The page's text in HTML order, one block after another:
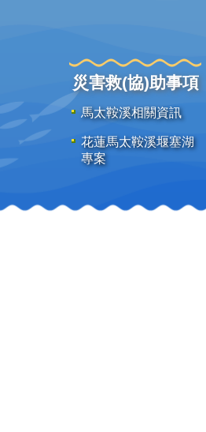
災害救(協)助事項
馬太鞍溪相關資訊
花蓮馬太鞍溪堰塞湖
專案